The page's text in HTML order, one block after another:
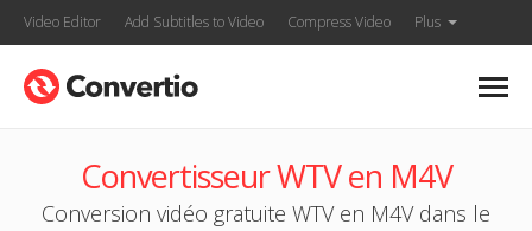
Video Editor Add Subtitles to Video Compress Video Plus
Convertisseur WTV en M4V
Conversion vidéo gratuite WTV en M4V dans le